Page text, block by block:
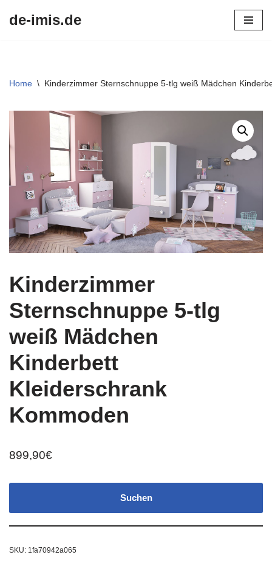
de-imis.de
Home \ Kinderzimmer Sternschnuppe 5-tlg weiß Mädchen
Kinderzimmer
Sternschnuppe 5-tlg
weiß Mädchen
Kinderbett
Kleiderschrank
Kommoden
899,90€
Suchen
SKU: 1fa70942a065